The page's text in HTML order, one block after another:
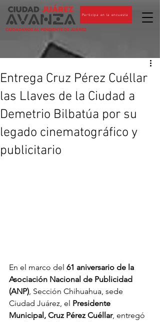
CIUDADANOS AL PENDIENTE DE JUÁREZ
Participa en la encuesta
Entrega Cruz Pérez Cuéllar
las Llaves de la Ciudad a
Demetrio Bilbatúa por su
legado cinematográfico y
publicitario
En el marco del 61 aniversario de la
Asociación Nacional de Publicidad
(ANP), Sección Chihuahua, sede
Ciudad Juárez, el Presidente
Municipal, Cruz Pérez Cuéllar, entregó